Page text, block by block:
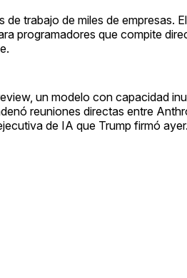
de trabajo de miles de empresas.
programadores que compite
un modelo con capacidad
reuniones directas entre
de IA que Trump firmó ayer.